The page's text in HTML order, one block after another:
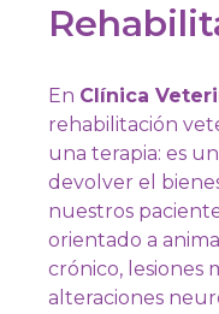
En Clínica
rehabilitación
una terapia: es
devolver el
nuestros
orientado a
crónico, lesiones
alteraciones